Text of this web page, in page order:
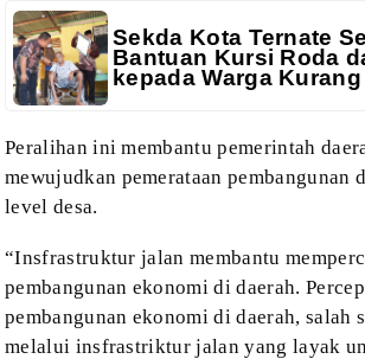
Sekda Kota Ternate
Bantuan Kursi Roda
kepada Warga
Peralihan ini membantu pemerintah
mewujudkan pemerataan pembangunan
level desa.
“Insfrastruktur jalan membantu
pembangunan ekonomi di daerah.
pembangunan ekonomi di daerah, salah
melalui insfrastriktur jalan yang layak